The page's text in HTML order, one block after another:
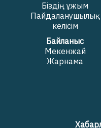
Біздің ұжым
Пайдаланушылық
келісім
Байланыс
Мекенжай
Жарнама